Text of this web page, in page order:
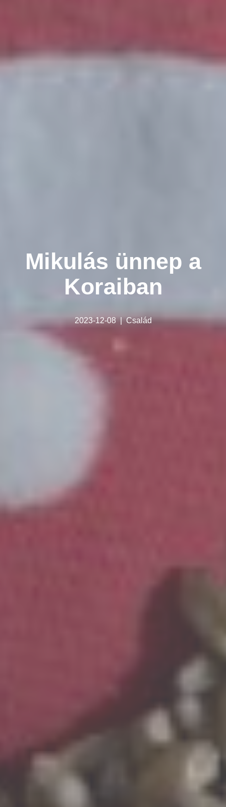
Mikulás ünnep a
Koraiban
2023-12-08 Család